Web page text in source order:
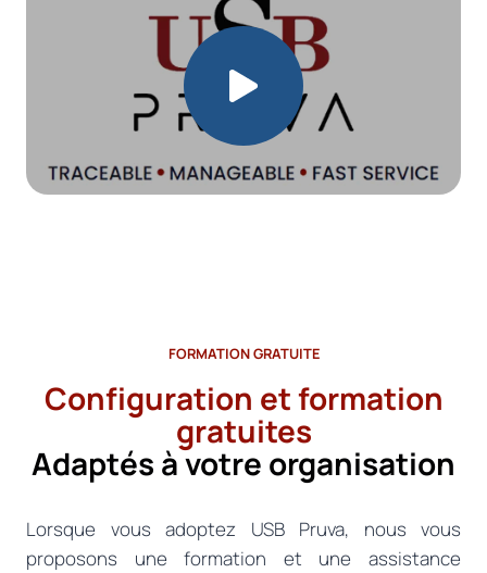
FORMATION GRATUITE
Configuration et formation
gratuites
Adaptés à votre organisation
Lorsque vous adoptez USB Pruva, nous vous
proposons une formation et une assistance